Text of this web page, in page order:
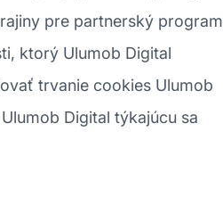
pre partnerský program
ktorý Ulumob Digital
trvanie cookies Ulumob
Digital týkajúcu sa